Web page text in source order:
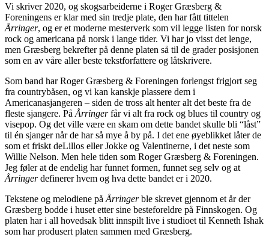
Vi skriver 2020, og skogsarbeiderne i Roger Græsberg &
Foreningens er klar med sin tredje plate, den har fått tittelen
Årringer, og er et moderne mesterverk som vil legge listen for norsk
rock og americana på norsk i lange tider. Vi har jo visst det lenge,
men Græsberg bekrefter på denne platen så til de grader posisjonen
som en av våre aller beste tekstforfattere og låtskrivere.
Som band har Roger Græsberg & Foreningen forlengst frigjort seg
fra countrybåsen, og vi kan kanskje plassere dem i
Americanasjangeren – siden de tross alt henter alt det beste fra de
fleste sjangere. På Årringerfår vi alt fra rock og blues til country og
visepop. Og det ville være en skam om dette bandet skulle bli “låst”
til én sjanger når de har så mye å by på. I det ene øyeblikket låter de
som et friskt deLillos eller Jokke og Valentinerne, i det neste som
Willie Nelson. Men hele tiden som Roger Græsberg & Foreningen.
Jeg føler at de endelig har funnet formen, funnet seg selv og at
Årringerdefinerer hvem og hva dette bandet er i 2020.
Tekstene og melodiene på Årringerble skrevet gjennom et år der
Græsberg bodde i huset etter sine besteforeldre på Finnskogen. Og
platen har i all hovedsak blitt innspilt live i studioet til Kenneth Ishak
som har produsert platen sammen med Græsberg.